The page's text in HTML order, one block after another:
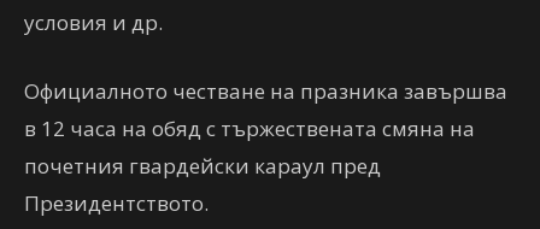
условия и др.
Официалното честване на празника завършва
в 12 часа на обяд с тържествената смяна на
почетния гвардейски караул пред
Президентството.